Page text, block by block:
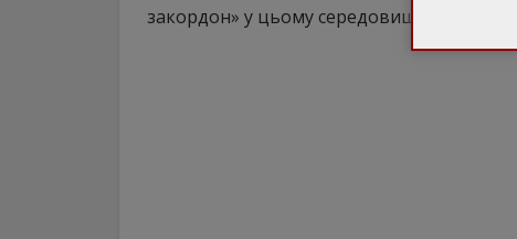
закордон» у цьому середовищі – «Мрія» з